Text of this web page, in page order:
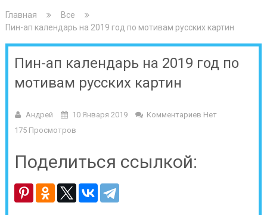
Главная
Все
Пин-ап календарь на 2019 год по мотивам русских картин
Пин-ап календарь на 2019 год по
мотивам русских картин
Андрей 10 Января 2019
Комментариев Нет
175 Просмотров
Поделиться ссылкой: